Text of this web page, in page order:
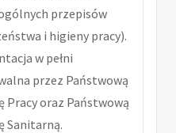
przepisów
i higieny pracy).
w pełni
przez Państwową
Pracy oraz Państwową
Sanitarną.